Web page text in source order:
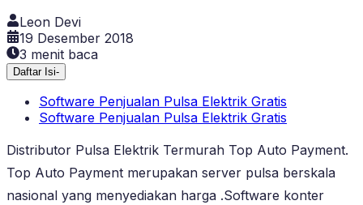
Leon Devi
19 Desember 2018
3 menit baca
Daftar Isi-
Software Penjualan Pulsa Elektrik Gratis
Software Penjualan Pulsa Elektrik Gratis
Distributor Pulsa Elektrik Termurah Top Auto Payment.
Top Auto Payment merupakan server pulsa berskala
nasional yang menyediakan harga .Software konter